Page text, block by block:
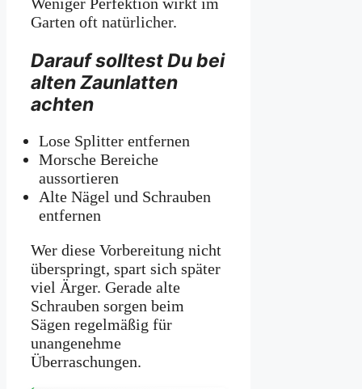
Garten oft natürlicher.
Darauf solltest Du bei
alten Zaunlatten
achten
Lose Splitter entfernen
Morsche Bereiche
aussortieren
Alte Nägel und Schrauben
entfernen
Wer diese Vorbereitung nicht
überspringt, spart sich später
viel Ärger. Gerade alte
Schrauben sorgen beim
Sägen regelmäßig für
unangenehme
Überraschungen.